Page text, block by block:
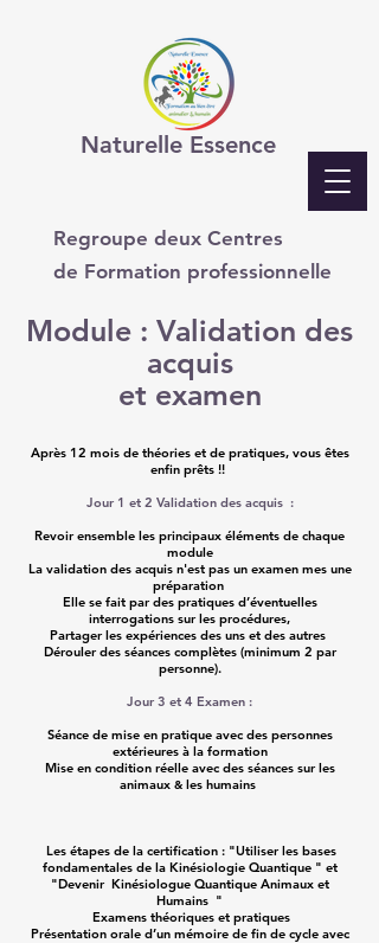
Naturelle Essence
Regroupe deux Centres
de Formation professionnelle
Module : Validation des
acquis
et examen
Après 12 mois de théories et de pratiques, vous êtes
enfin prêts !!
Jour 1 et 2 Validation des acquis :
Revoir ensemble les principaux éléments de chaque
module
La validation des acquis n'est pas un examen mes une
préparation
Elle se fait par des pratiques d’éventuelles
interrogations sur les procédures,
Partager les expériences des uns et des autres
Dérouler des séances complètes (minimum 2 par
personne).
Jour 3 et 4 Examen :
Séance de mise en pratique avec des personnes
extérieures à la formation
Mise en condition réelle avec des séances sur les
animaux & les humains
Les étapes de la certification : "Utiliser les bases
fondamentales de la Kinésiologie Quantique " et
"Devenir Kinésiologue Quantique Animaux et
Humains "
Examens théoriques et pratiques
Présentation orale d’un mémoire de fin de cycle avec